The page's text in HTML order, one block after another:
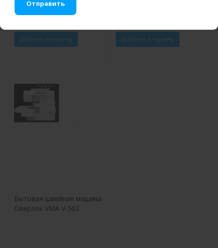
Отправить
Добавить в корзину Добавить в корзину
Бытовая швейная машина
Оверлок VMA V-503